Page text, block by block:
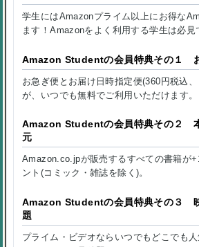
学生にはAmazonプライム以上にお得な
ます！Amazonをよく利用する学生は必見
Amazon Studentの会員特典その１
お急ぎ便とお届け日時指定便(360円税込
が、いつでも無料でご利用いただけます。
Amazon Studentの会員特典その２
元
Amazon.co.jpが販売するすべての書籍が
ント(コミック・雑誌を除く)。
Amazon Studentの会員特典その３
題
プライム・ビデオならいつでもどこでも